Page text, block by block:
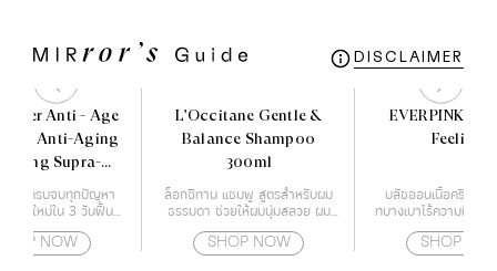
DISCLAIMER
Anti - Age
The Anti-Aging
Supra-
50 ml.
งผิว ครบจบทุกปัญหา
งผิวใหม่ใน 3 วันฟื้นฟู
ายุ เร่งกระตุ้นสร้างผิว
NOW
L'Occitane Gentle &
Balance Shampoo
300ml
ล็อกซิทาน แชมพู สูตรสำหรับผม
ธรรมดา ช่วยให้ผมนุ่มสลวย ผม
SHOP NOW
EVERPINK
Feelings
บลัชออนเนื้อครีม ฟิน
ทบางเบาไร้ความมัน เ
SHOP